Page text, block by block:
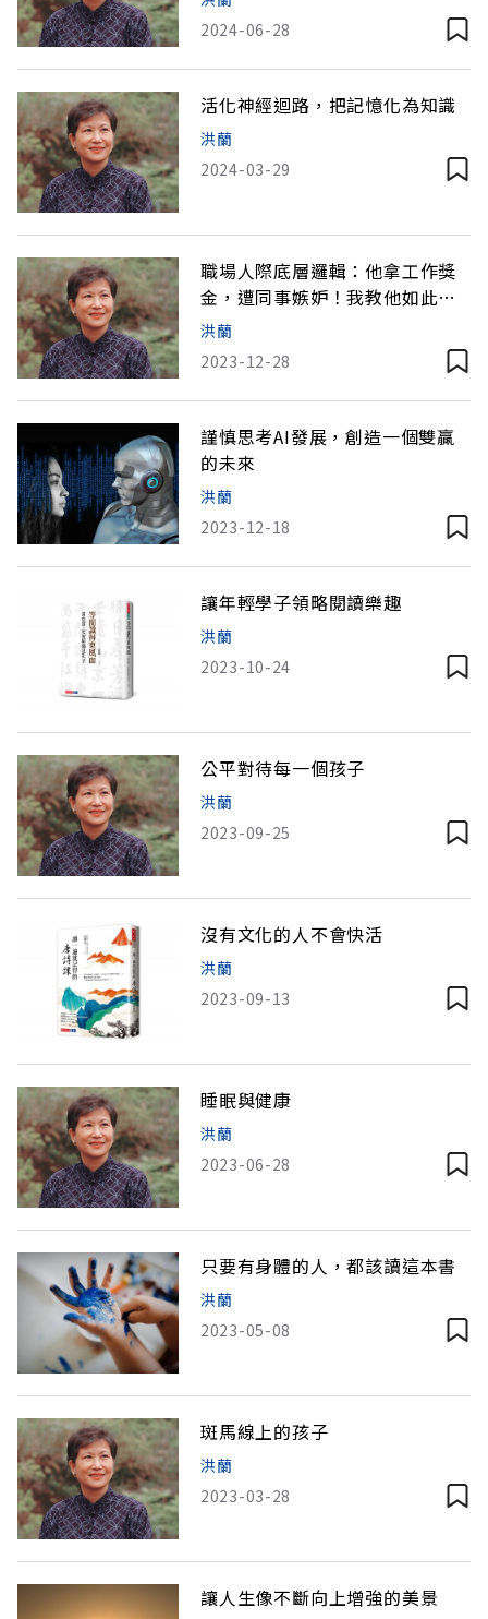
2024-06-28
活化神經迴路，把記憶化為知識
洪蘭
2024-03-29
職場人際底層邏輯：他拿工作獎
金，遭同事嫉妒！我教他如此應
對
洪蘭
2023-12-28
謹慎思考AI發展，創造一個雙贏
的未來
洪蘭
2023-12-18
讓年輕學子領略閱讀樂趣
洪蘭
2023-10-24
公平對待每一個孩子
洪蘭
2023-09-25
沒有文化的人不會快活
洪蘭
2023-09-13
睡眠與健康
洪蘭
2023-06-28
只要有身體的人，都該讀這本書
洪蘭
2023-05-08
斑馬線上的孩子
洪蘭
2023-03-28
讓人生像不斷向上增強的美景